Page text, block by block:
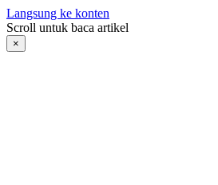
Langsung ke konten
Scroll untuk baca artikel
×